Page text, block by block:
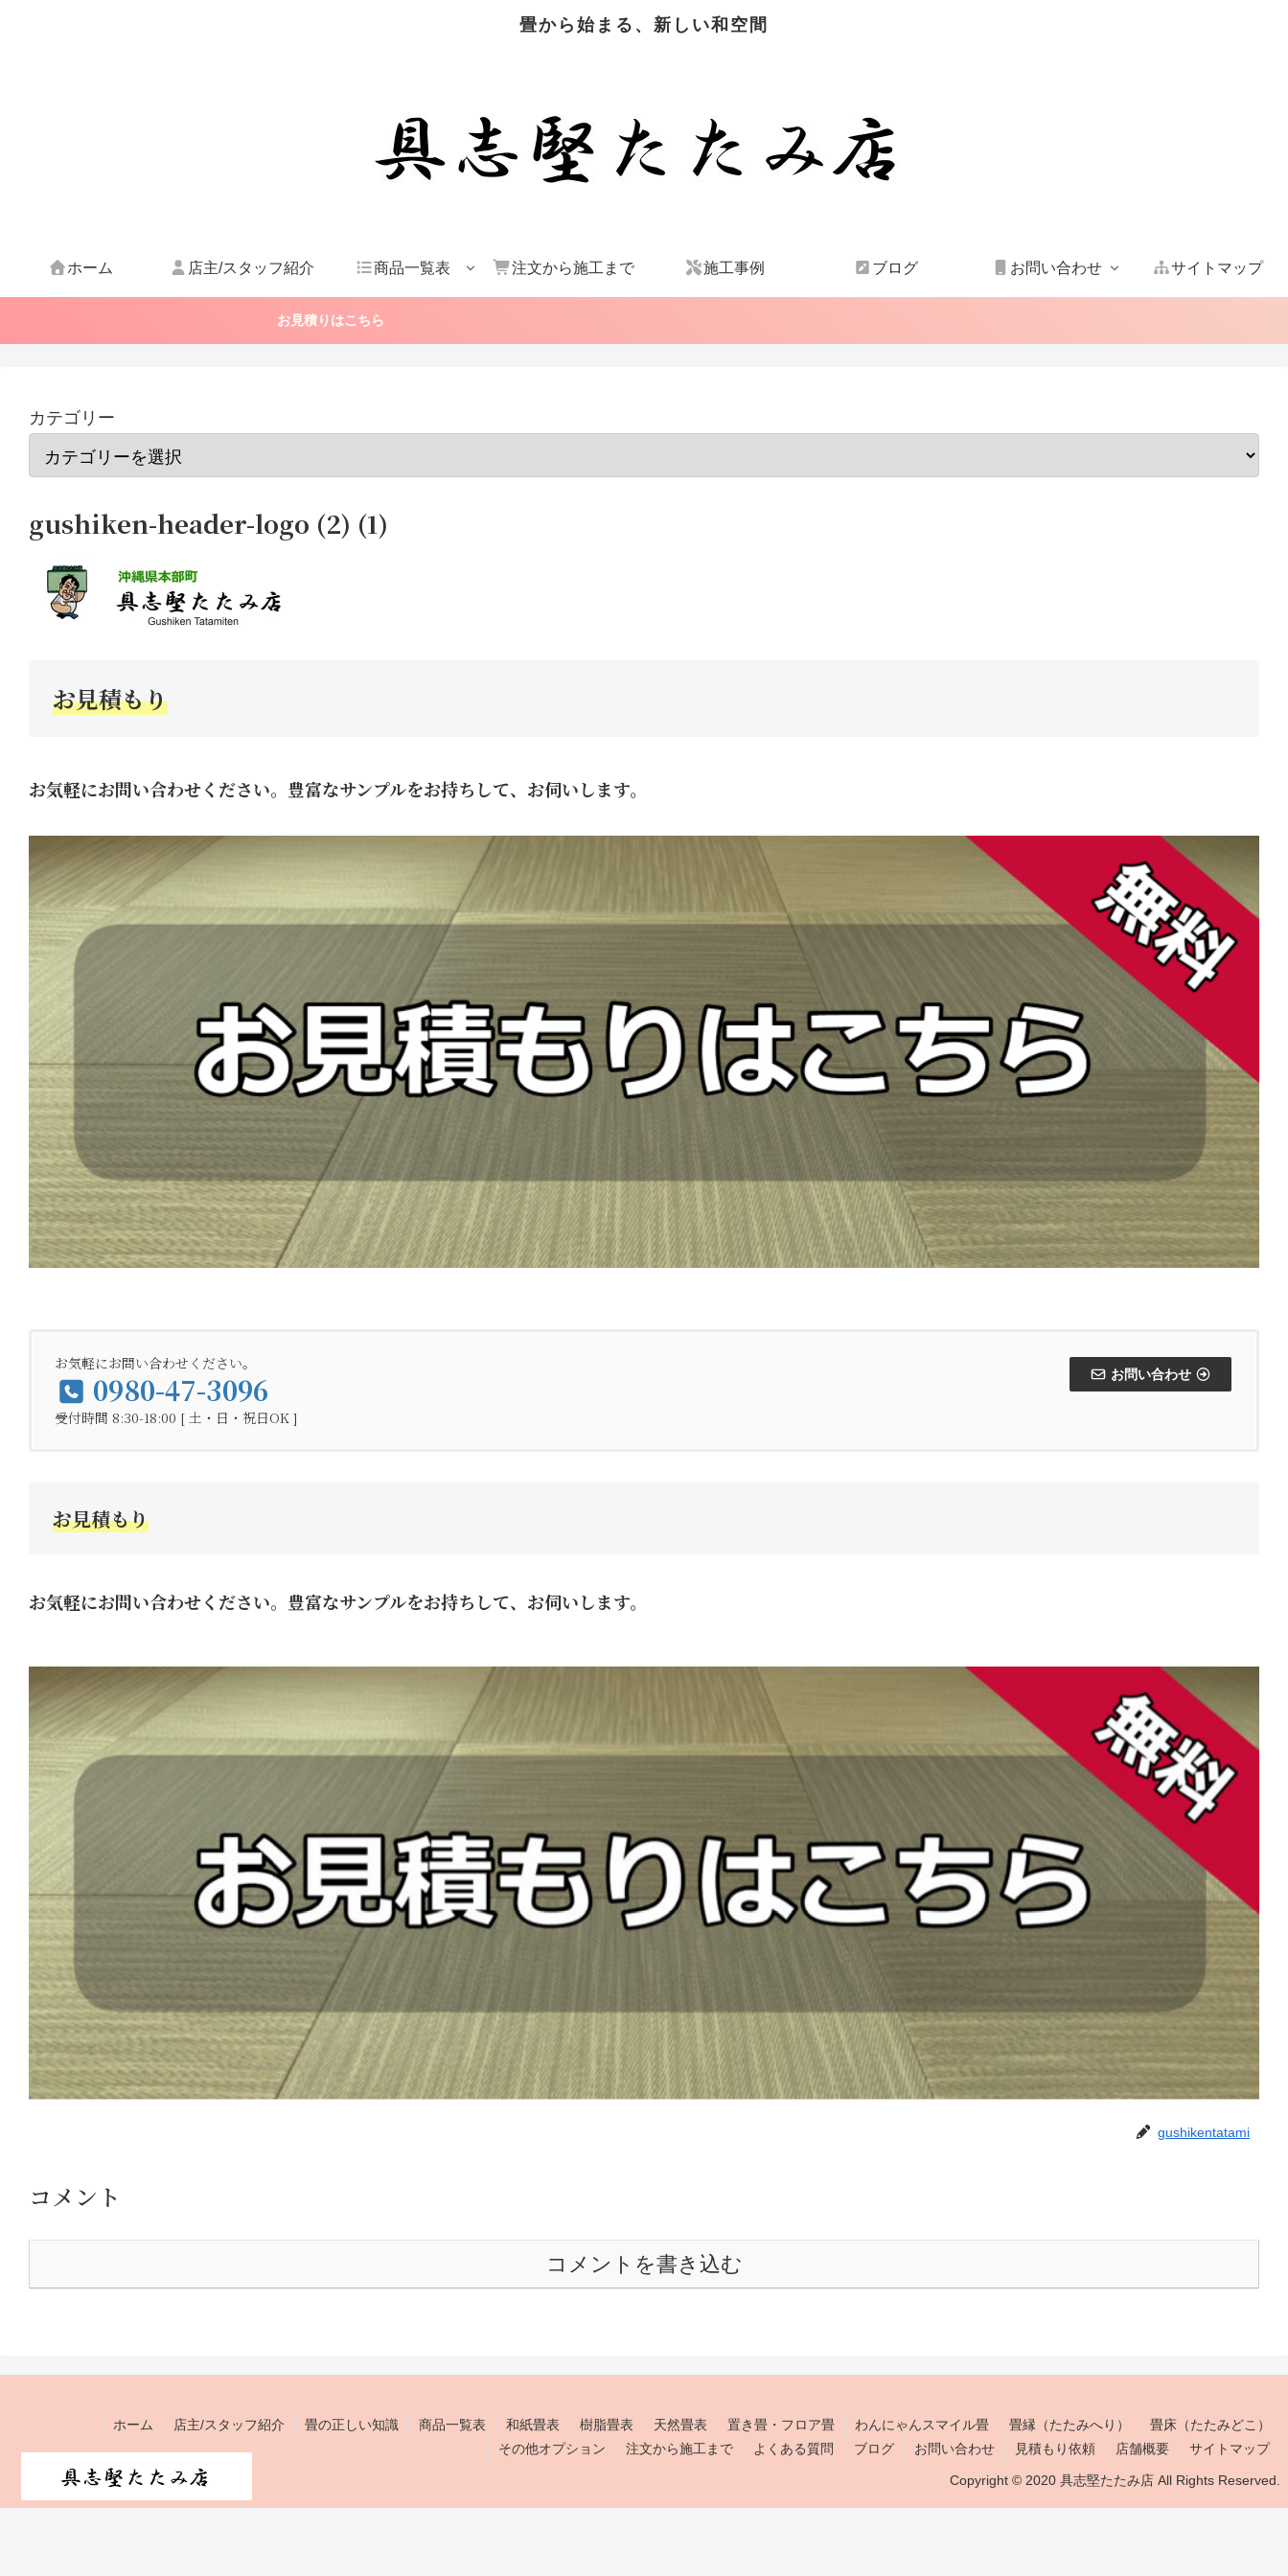
畳から始まる、新しい和空間
ホーム 店主/スタッフ紹介 商品一覧表 注文から施工まで 施工事例 ブログ お問い合わせ サイトマップ
お見積りはこちら
カテゴリー
gushiken-header-logo (2) (1)
お見積もり
お気軽にお問い合わせください。豊富なサンプルをお持ちして、お伺いします。
お気軽にお問い合わせください。
0980-47-3096
受付時間 8:30-18:00 [ 土・日・祝日OK ]
お問い合わせ
お見積もり
お気軽にお問い合わせください。豊富なサンプルをお持ちして、お伺いします。
gushikentatami
コメント
コメントを書き込む
ホーム 店主/スタッフ紹介 畳の正しい知識 商品一覧表 和紙畳表 樹脂畳表 天然畳表 置き畳・フロア畳 わんにゃんスマイル畳 畳縁（たたみへり）
畳床（たたみどこ）
その他オプション
注文から施工まで よくある質問 ブログ お問い合わせ 見積もり依頼 店舗概要 サイトマップ
Copyright © 2020 具志堅たたみ店 All Rights Reserved.